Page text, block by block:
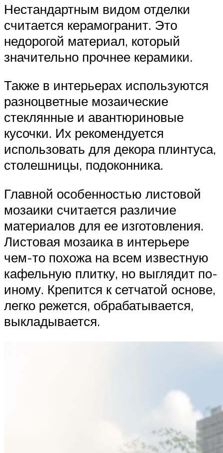
Нестандартным видом отделки
считается керамогранит. Это
недорогой материал, который
значительно прочнее керамики.
Также в интерьерах используются
разноцветные мозаические
стеклянные и авантюриновые
кусочки. Их рекомендуется
использовать для декора плинтуса,
столешницы, подоконника.
Главной особенностью листовой
мозаики считается различие
материалов для ее изготовления.
Листовая мозаика в интерьере
чем-то похожа на всем известную
кафельную плитку, но выглядит по-
иному. Крепится к сетчатой основе,
легко режется, обрабатывается,
выкладывается.